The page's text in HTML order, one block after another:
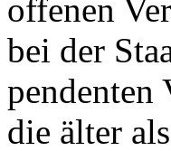
offenen
bei der
pendenten
die älter